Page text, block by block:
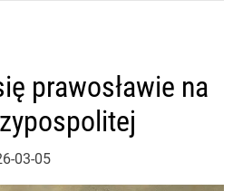
prawosławie na
03-05